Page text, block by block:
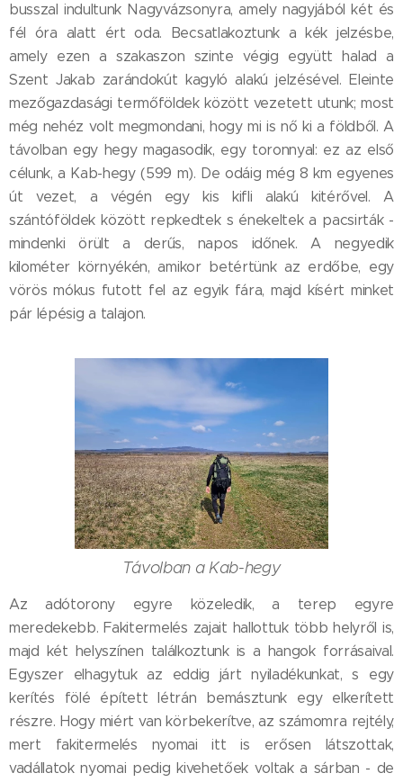
busszal indultunk Nagyvázsonyra, amely nagyjából két és
fél óra alatt ért oda. Becsatlakoztunk a kék jelzésbe,
amely ezen a szakaszon szinte végig együtt halad a
Szent Jakab zarándokút kagyló alakú jelzésével. Eleinte
mezőgazdasági termőföldek között vezetett utunk; most
még nehéz volt megmondani, hogy mi is nő ki a földből. A
távolban egy hegy magasodik, egy toronnyal: ez az első
célunk, a Kab-hegy (599 m). De odáig még 8 km egyenes
út vezet, a végén egy kis kifli alakú kitérővel. A
szántóföldek között repkedtek s énekeltek a pacsirták -
mindenki örült a derűs, napos időnek. A negyedik
kilométer környékén, amikor betértünk az erdőbe, egy
vörös mókus futott fel az egyik fára, majd kísért minket
pár lépésig a talajon.
Távolban a Kab-hegy
Az adótorony egyre közeledik, a terep egyre
meredekebb. Fakitermelés zajait hallottuk több helyről is,
majd két helyszínen találkoztunk is a hangok forrásaival.
Egyszer elhagytuk az eddig járt nyiladékunkat, s egy
kerítés fölé épített létrán bemásztunk egy elkerített
részre. Hogy miért van körbekerítve, az számomra rejtély,
mert fakitermelés nyomai itt is erősen látszottak,
vadállatok nyomai pedig kivehetőek voltak a sárban - de